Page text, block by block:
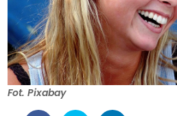
Fot. Pixabay